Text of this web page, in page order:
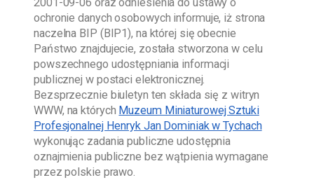
ochronie danych osobowych informuje, iż strona
naczelna BIP (BIP1), na której się obecnie
Państwo znajdujecie, została stworzona w celu
powszechnego udostępniania informacji
publicznej w postaci elektronicznej.
Bezsprzecznie biuletyn ten składa się z witryn
WWW, na których Muzeum Miniaturowej Sztuki
Profesjonalnej Henryk Jan Dominiak w Tychach
wykonując zadania publiczne udostępnia
oznajmienia publiczne bez wątpienia wymagane
przez polskie prawo.